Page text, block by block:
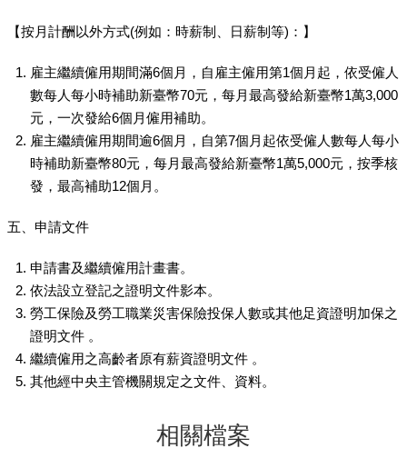
【按月計酬以外方式(例如：時薪制、日薪制等)：】
雇主繼續僱用期間滿6個月，自雇主僱用第1個月起，依受僱人
數每人每小時補助新臺幣70元，每月最高發給新臺幣1萬3,000
元，一次發給6個月僱用補助。
雇主繼續僱用期間逾6個月，自第7個月起依受僱人數每人每小
時補助新臺幣80元，每月最高發給新臺幣1萬5,000元，按季核
發，最高補助12個月。
五、申請文件
申請書及繼續僱用計畫書。
依法設立登記之證明文件影本。
勞工保險及勞工職業災害保險投保人數或其他足資證明加保之
證明文件 。
繼續僱用之高齡者原有薪資證明文件 。
其他經中央主管機關規定之文件、資料。
相關檔案